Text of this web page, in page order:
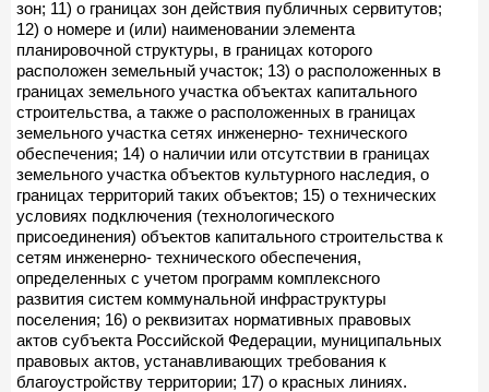
зон; 11) о границах зон действия публичных сервитутов;
12) о номере и (или) наименовании элемента
планировочной структуры, в границах которого
расположен земельный участок; 13) о расположенных в
границах земельного участка объектах капитального
строительства, а также о расположенных в границах
земельного участка сетях инженерно- технического
обеспечения; 14) о наличии или отсутствии в границах
земельного участка объектов культурного наследия, о
границах территорий таких объектов; 15) о технических
условиях подключения (технологического
присоединения) объектов капитального строительства к
сетям инженерно- технического обеспечения,
определенных с учетом программ комплексного
развития систем коммунальной инфраструктуры
поселения; 16) о реквизитах нормативных правовых
актов субъекта Российской Федерации, муниципальных
правовых актов, устанавливающих требования к
благоустройству территории; 17) о красных линиях.